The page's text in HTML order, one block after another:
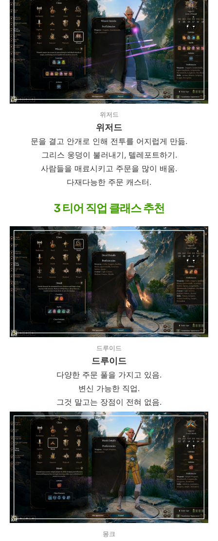
위저드
위저드
문을 결고 안개로 인해 전투를 어지럽게 만듦.
그리스 웅덩이 불러내기, 텔레포트하기.
사람들을 매료시키고 주문을 많이 배움.
다재다능한 주문 캐스터.
3 티어 직업 클래스 추천
드루이드
드루이드
다양한 주문 풀을 가지고 있음.
변신 가능한 직업.
그것 말고는 장점이 전혀 없음.
몽크